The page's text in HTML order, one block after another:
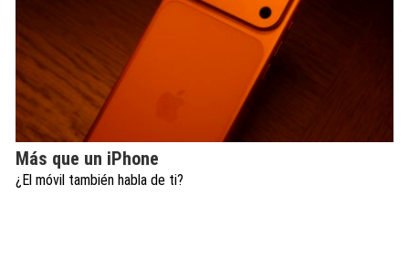
Más que un iPhone
¿El móvil también habla de ti?